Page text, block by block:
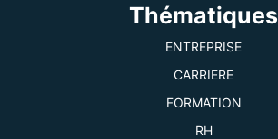
Thématiques
ENTREPRISE
CARRIERE
FORMATION
RH